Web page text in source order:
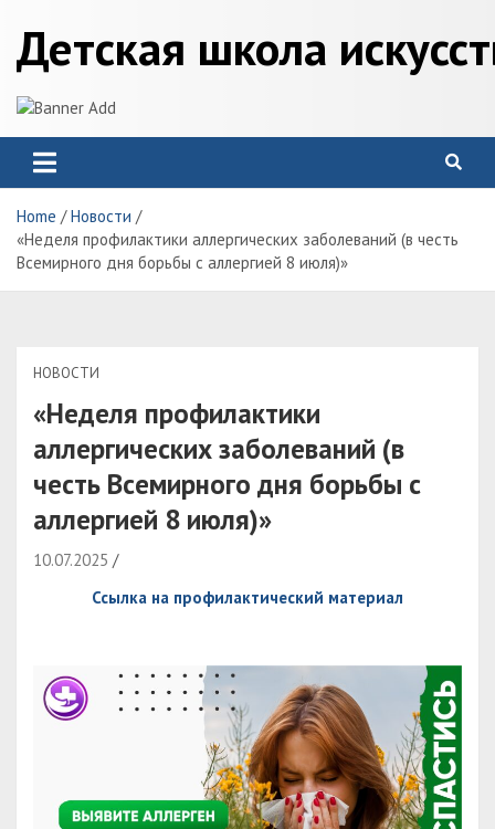
content
Детская школа
Home
Новости
«Неделя профилактики аллергических заболеваний (в честь
Всемирного дня борьбы с аллергией 8 июля)»
НОВОСТИ
«Неделя профилактики
аллергических заболеваний (в
честь Всемирного дня борьбы с
аллергией 8 июля)»
10.07.2025
Ссылка на профилактический материал